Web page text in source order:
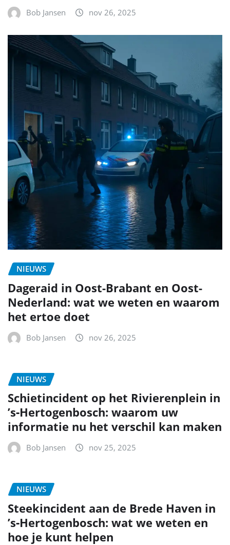
Bob Jansen nov 26, 2025
NIEUWS
Dageraid in Oost-Brabant en Oost-
Nederland: wat we weten en waarom
het ertoe doet
Bob Jansen nov 26, 2025
NIEUWS
Schietincident op het Rivierenplein in
’s‑Hertogenbosch: waarom uw
informatie nu het verschil kan maken
Bob Jansen nov 25, 2025
NIEUWS
Steekincident aan de Brede Haven in
’s‑Hertogenbosch: wat we weten en
hoe je kunt helpen